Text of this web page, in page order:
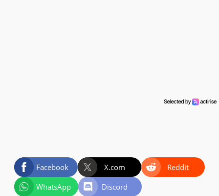
Facebook X.com
Reddit
WhatsApp
Discord